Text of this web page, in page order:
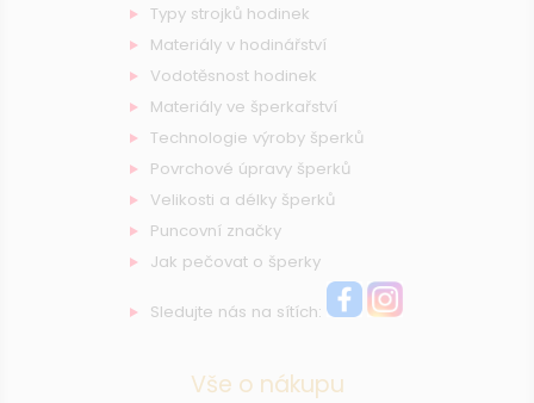
Typy strojků hodinek
Materiály v hodinářství
Vodotěsnost hodinek
Materiály ve šperkařství
Technologie výroby šperků
Povrchové úpravy šperků
Velikosti a délky šperků
Puncovní značky
Jak pečovat o šperky
Sledujte nás na sítích:
Vše o nákupu